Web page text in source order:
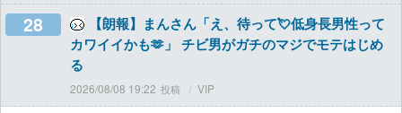
28
【朗報】まんさん「え、待って💘低身長男性って
カワイイかも🫶」 チビ男がガチのマジでモテはじめ
る
2026/08/08 19:22 VIP